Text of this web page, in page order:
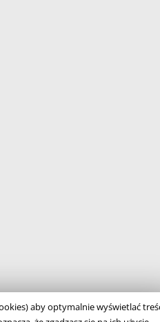
aby optymalnie wyświetlać